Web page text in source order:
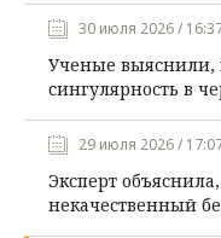
30 июля 2026 /
Ученые выяснили,
сингулярность в
29 июля 2026 /
Эксперт
некачественный